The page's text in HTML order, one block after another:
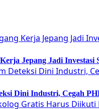
Jepang Jadi Investasi
Dini Industri, Cegah